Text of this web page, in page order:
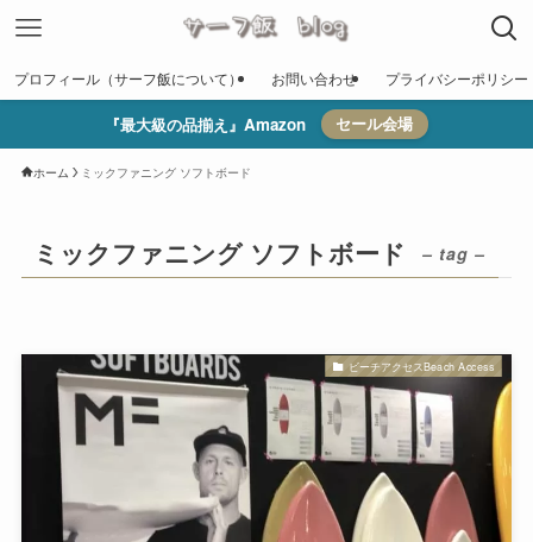
プロフィール（サーフ飯について） お問い合わせ プライバシーポリシー
『最大級の品揃え』Amazon セール会場
ホーム ミックファニング ソフトボード
ミックファニング ソフトボード – tag –
ビーチアクセスBeach Access